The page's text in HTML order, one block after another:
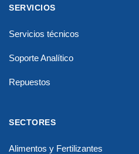
SERVICIOS
Servicios técnicos
Soporte Analítico
Repuestos
SECTORES
Alimentos y Fertilizantes